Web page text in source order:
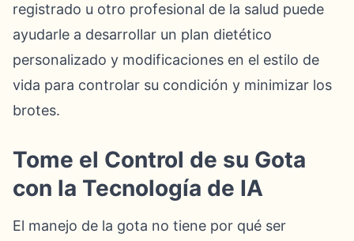
registrado u otro profesional de la salud puede
ayudarle a desarrollar un plan dietético
personalizado y modificaciones en el estilo de
vida para controlar su condición y minimizar los
brotes.
Tome el Control de su Gota
con la Tecnología de IA
El manejo de la gota no tiene por qué ser